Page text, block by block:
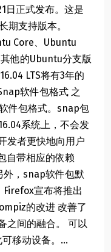
日正式发布。这是
期支持版本。
Core、Ubuntu
他的Ubuntu分支版
LTS将有3年的
软件包格式 之
件包格式。snap包
系统上，不会发
发者更快地向用户
自带相应的依赖
外，snap软件包默
宣布将推出
的改进 改善了
之间的融合。 可以
移动设备。...